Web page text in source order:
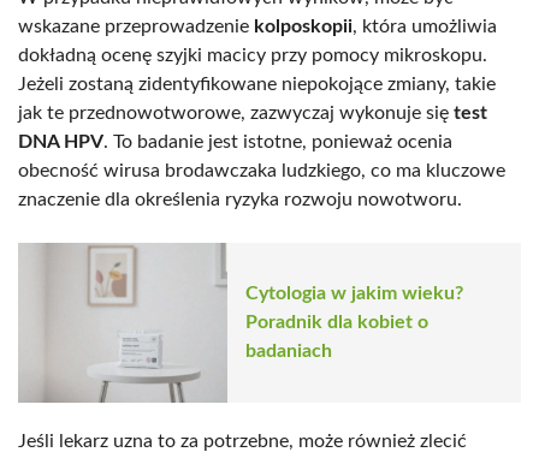
wskazane przeprowadzenie kolposkopii, która umożliwia
dokładną ocenę szyjki macicy przy pomocy mikroskopu.
Jeżeli zostaną zidentyfikowane niepokojące zmiany, takie
jak te przednowotworowe, zazwyczaj wykonuje się test
DNA HPV. To badanie jest istotne, ponieważ ocenia
obecność wirusa brodawczaka ludzkiego, co ma kluczowe
znaczenie dla określenia ryzyka rozwoju nowotworu.
Cytologia w jakim wieku?
Poradnik dla kobiet o
badaniach
Jeśli lekarz uzna to za potrzebne, może również zlecić